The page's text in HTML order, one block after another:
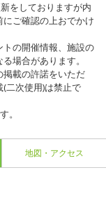
をしておりますが内
ご確認の上おでかけ
の開催情報、施設の
場合があります。
載の許諾をいただ
二次使用)は禁止で
。
地図・アクセス